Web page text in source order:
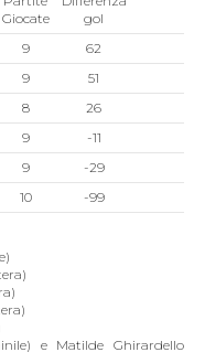
Giocate
gol
9
62
9
51
8
26
9
-11
9
-29
10 -99
e Matilde Ghirardello